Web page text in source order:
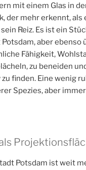
mit einem Glas in
der mehr erkennt, als
Reiz. Es ist ein
aber ebenso
Fähigkeit,
zu beneiden
finden. Eine wenig
Spezies, aber
Potsdam ist weit